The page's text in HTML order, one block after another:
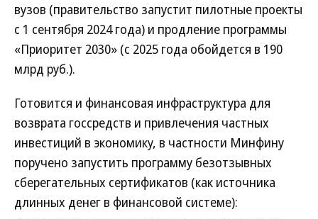
вузов (правительство запустит пилотные проекты
с 1 сентября 2024 года) и продление программы
«Приоритет 2030» (с 2025 года обойдется в 190
млрд руб.).
Готовится и финансовая инфраструктура для
возврата госсредств и привлечения частных
инвестиций в экономику, в частности Минфину
поручено запустить программу безотзывных
сберегательных сертификатов (как источника
длинных денег в финансовой системе):